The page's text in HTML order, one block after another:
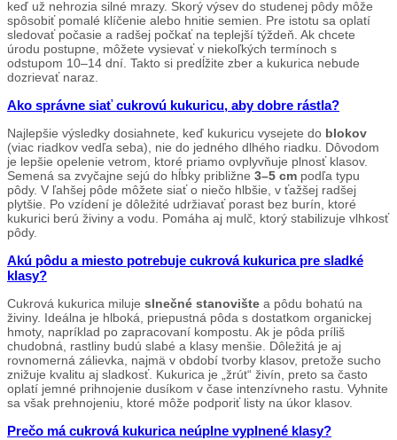
keď už nehrozia silné mrazy. Skorý výsev do studenej pôdy môže
spôsobiť pomalé klíčenie alebo hnitie semien. Pre istotu sa oplatí
sledovať počasie a radšej počkať na teplejší týždeň. Ak chcete
úrodu postupne, môžete vysievať v niekoľkých termínoch s
odstupom 10–14 dní. Takto si predĺžite zber a kukurica nebude
dozrievať naraz.
Ako správne siať cukrovú kukuricu, aby dobre rástla?
Najlepšie výsledky dosiahnete, keď kukuricu vysejete do blokov
(viac riadkov vedľa seba), nie do jedného dlhého riadku. Dôvodom
je lepšie opelenie vetrom, ktoré priamo ovplyvňuje plnosť klasov.
Semená sa zvyčajne sejú do hĺbky približne 3–5 cm podľa typu
pôdy. V ľahšej pôde môžete siať o niečo hlbšie, v ťažšej radšej
plytšie. Po vzídení je dôležité udržiavať porast bez burín, ktoré
kukurici berú živiny a vodu. Pomáha aj mulč, ktorý stabilizuje vlhkosť
pôdy.
Akú pôdu a miesto potrebuje cukrová kukurica pre sladké
klasy?
Cukrová kukurica miluje slnečné stanovište a pôdu bohatú na
živiny. Ideálna je hlboká, priepustná pôda s dostatkom organickej
hmoty, napríklad po zapracovaní kompostu. Ak je pôda príliš
chudobná, rastliny budú slabé a klasy menšie. Dôležitá je aj
rovnomerná zálievka, najmä v období tvorby klasov, pretože sucho
znižuje kvalitu aj sladkosť. Kukurica je „žrút“ živín, preto sa často
oplatí jemné prihnojenie dusíkom v čase intenzívneho rastu. Vyhnite
sa však prehnojeniu, ktoré môže podporiť listy na úkor klasov.
Prečo má cukrová kukurica neúplne vyplnené klasy?